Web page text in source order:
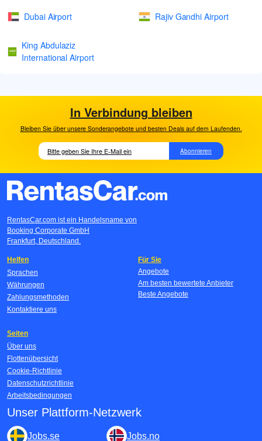
Dubai Airport Rajiv Gandhi Airport
King Abdulaziz
International Airport
In Verbindung bleiben
Bleiben Sie über unsere Sonderangebote und besten Deals auf dem Laufenden.
Abonnieren
RentasCar.com ist ein Handelsname von
Booking Corporate GmbH
Frankfurt, Deutschland.
Helfen
Sprachen
Währungen
Zahlungsmethoden
Kontaktiere uns
Für Sie
Angebote
Am besten bewertete Anbieter
Beste Angebote
Seiten
Über uns
Flottenübersicht
Cookie-Richtlinie
Datenschutzrichtlinie
Arbeitsbedingungen
Unser Plattform-Netzwerk
Jobs.se Jobs.no